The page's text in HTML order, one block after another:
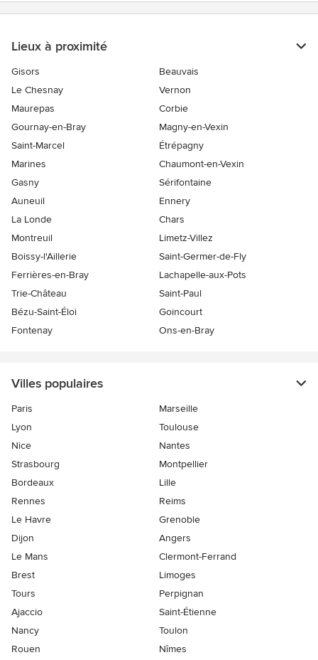
Lieux à proximité
Gisors
Beauvais
Le Chesnay
Vernon
Maurepas
Corbie
Gournay-en-Bray
Magny-en-Vexin
Saint-Marcel
Étrépagny
Marines
Chaumont-en-Vexin
Gasny
Sérifontaine
Auneuil
Ennery
La Londe
Chars
Montreuil
Limetz-Villez
Boissy-l'Aillerie
Saint-Germer-de-Fly
Ferrières-en-Bray
Lachapelle-aux-Pots
Trie-Château
Saint-Paul
Bézu-Saint-Éloi
Goincourt
Fontenay
Ons-en-Bray
Villes populaires
Paris
Marseille
Lyon
Toulouse
Nice
Nantes
Strasbourg
Montpellier
Bordeaux
Lille
Rennes
Reims
Le Havre
Grenoble
Dijon
Angers
Le Mans
Clermont-Ferrand
Brest
Limoges
Tours
Perpignan
Ajaccio
Saint-Étienne
Nancy
Toulon
Rouen
Nîmes